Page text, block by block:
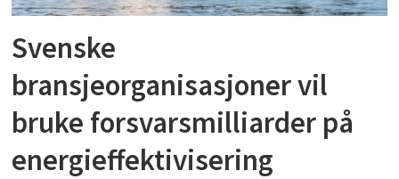
Svenske
bransjeorganisasjoner vil
bruke forsvarsmilliarder på
energieffektivisering